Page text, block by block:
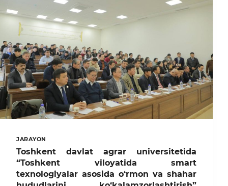
MASALALAR
MUHOKAMASI
BO’YICHA
YIG‘ILISH
BO‘LIB
O‘TDI
JARAYON
Toshkent davlat agrar universitetida
“Toshkent viloyatida smart
texnologiyalar asosida o‘rmon va shahar